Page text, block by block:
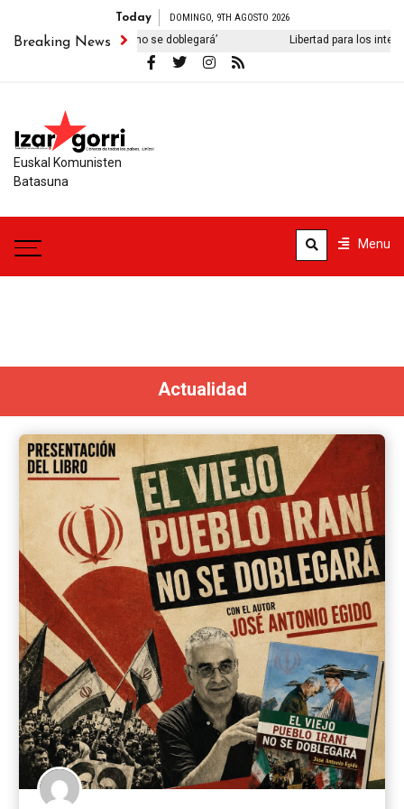
Today DOMINGO, 9TH AGOSTO 2026
Breaking News
iraní no se doblegará’ Libertad para los internacionalistas
Euskal Komunisten
Batasuna
Menu
Actualidad